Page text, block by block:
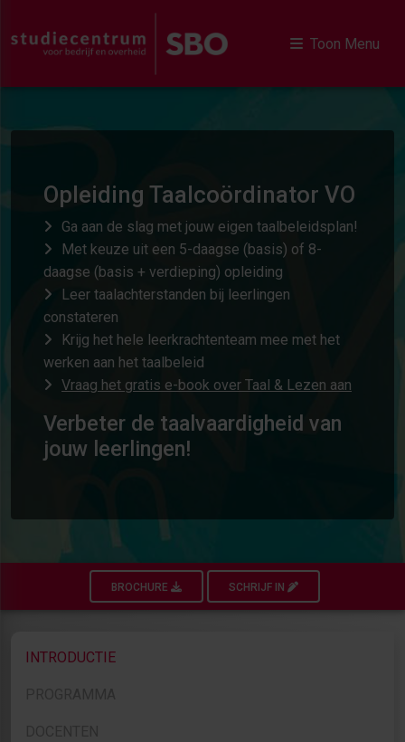
Toon Menu
Opleiding Taalcoördinator VO
Ga aan de slag met jouw eigen taalbeleidsplan!
Met keuze uit een 5-daagse (basis) of 8-
daagse (basis + verdieping) opleiding
Leer taalachterstanden bij leerlingen
constateren
Krijg het hele leerkrachtenteam mee met het
werken aan het taalbeleid
Vraag het gratis e-book over Taal & Lezen aan
Verbeter de taalvaardigheid van
jouw leerlingen!
BROCHURE SCHRIJF IN
INTRODUCTIE